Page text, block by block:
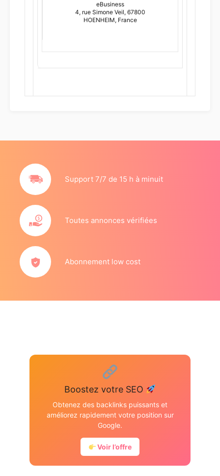
eBusiness
4, rue Simone Veil, 67800
HOENHEIM, France
Support 7/7 de 15 h à minuit
Toutes annonces vérifiées
Abonnement low cost
Boostez votre SEO
Obtenez des backlinks puissants et
améliorez rapidement votre position sur
Google.
Voir l’offre